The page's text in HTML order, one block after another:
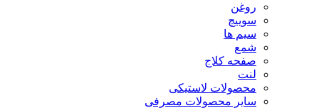
روغن
سوییچ
سیم ها
شمع
صفحه کلاج
لنت
محصولات لاستیکی
سایر محصولات مصرفی